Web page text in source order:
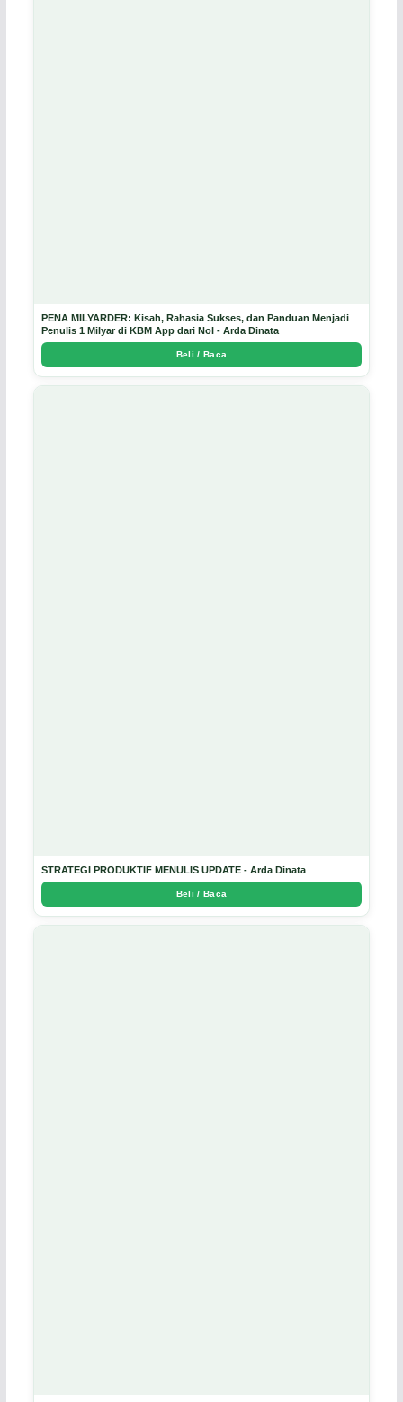
PENA MILYARDER: Kisah, Rahasia Sukses, dan Panduan Menjadi
Penulis 1 Milyar di KBM App dari Nol - Arda Dinata
Beli / Baca
STRATEGI PRODUKTIF MENULIS UPDATE - Arda Dinata
Beli / Baca